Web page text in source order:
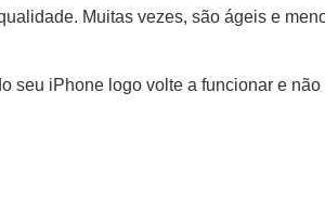
Muitas vezes, são ágeis e
iPhone logo volte a funcionar e